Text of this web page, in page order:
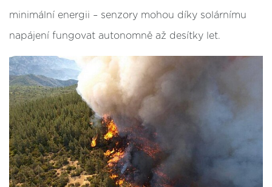
minimální energii – senzory mohou díky solárnímu
napájení fungovat autonomně až desítky let.